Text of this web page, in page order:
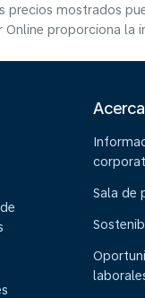
precios mostrados
Online proporciona la
Sala de